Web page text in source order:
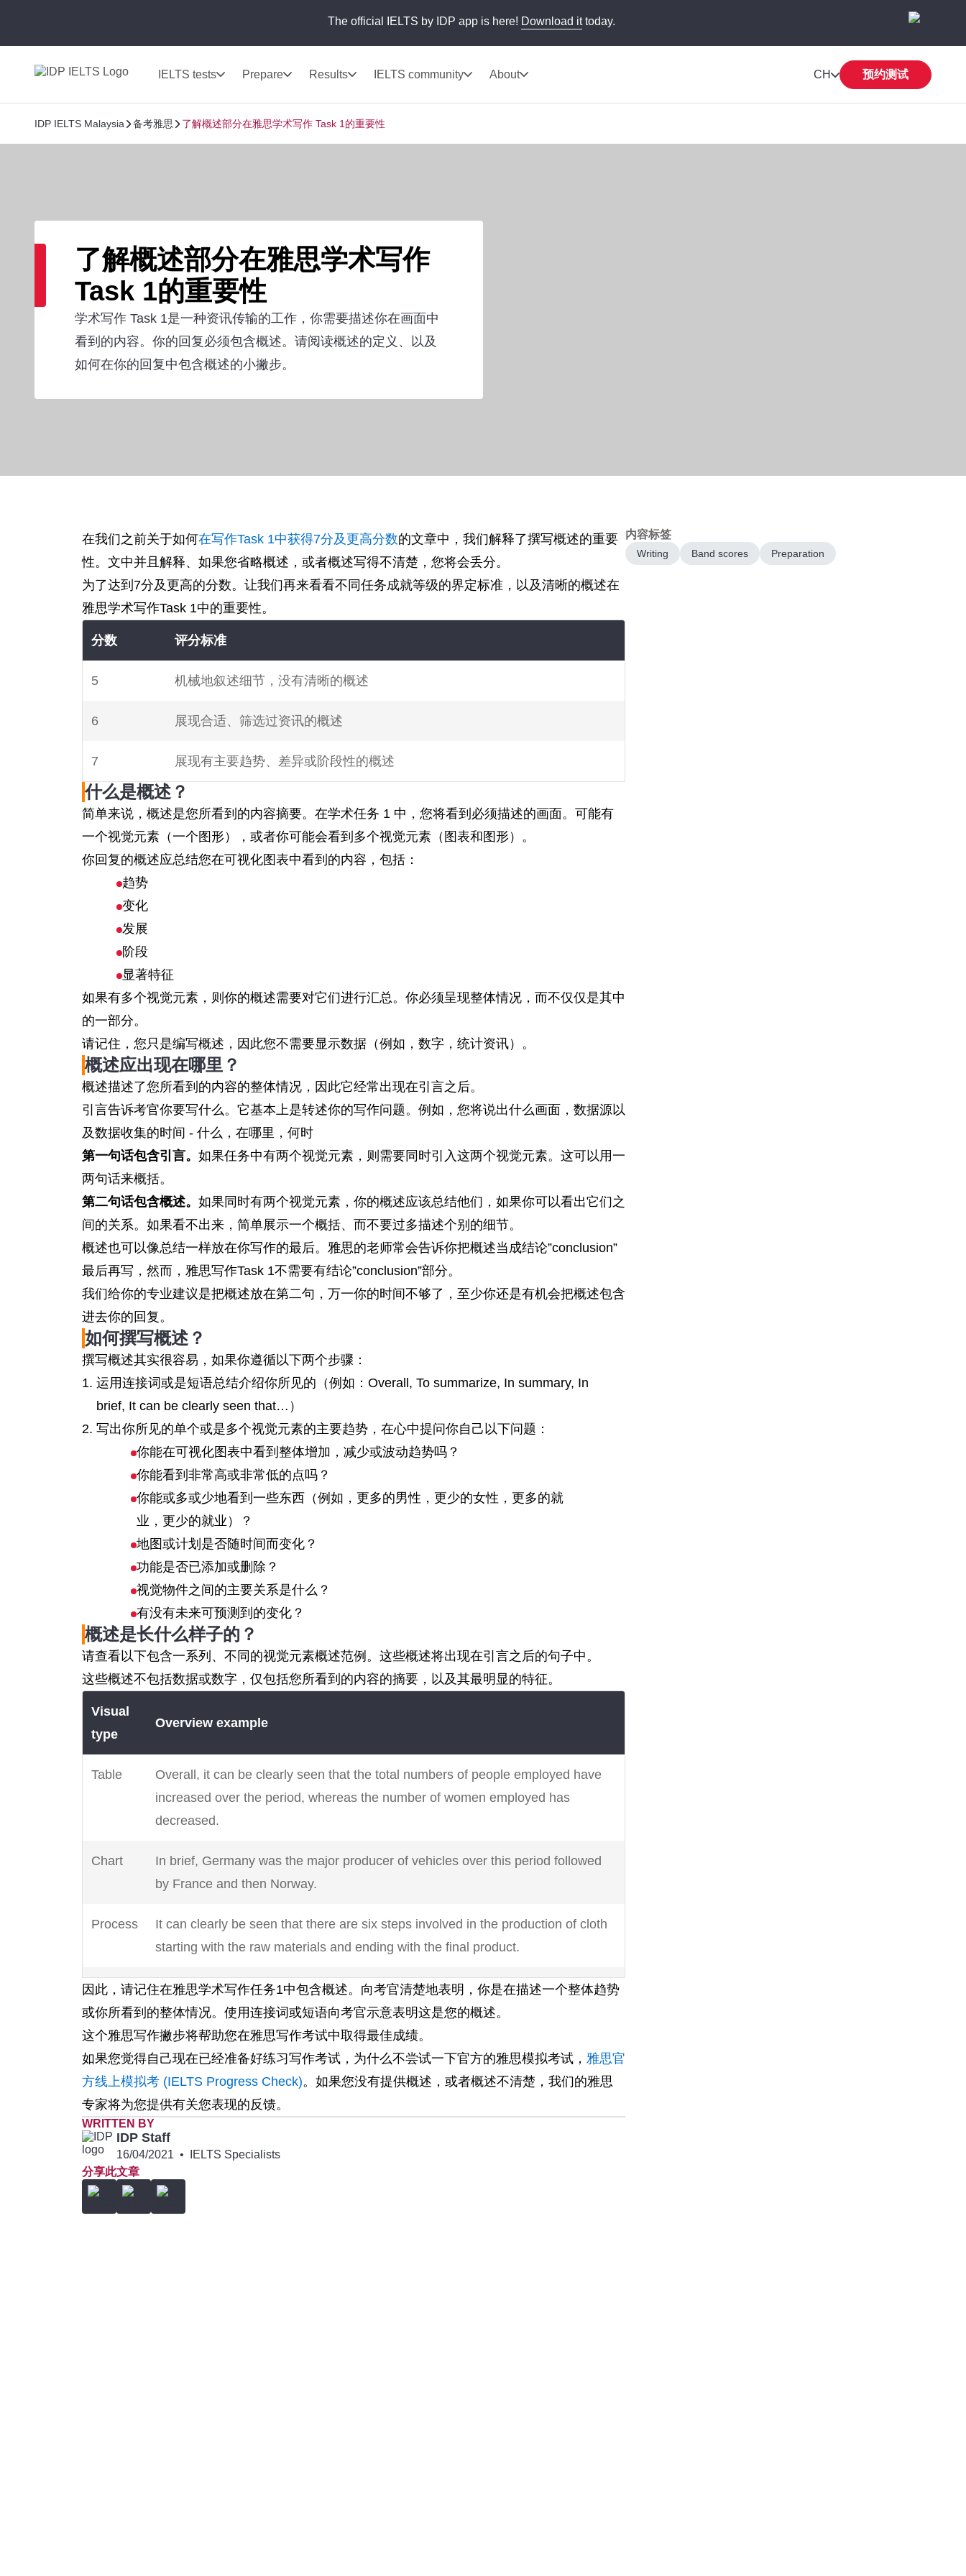
The official IELTS by IDP app is here! Download ittoday.
IELTS tests Prepare Results IELTS community About CH 预约测试
IDP IELTS Malaysia 备考雅思 了解概述部分在雅思学术写作 Task 1的重要性
了解概述部分在雅思学术写作
Task 1的重要性
学术写作 Task 1是一种资讯传输的工作，你需要描述你在画面中
看到的内容。你的回复必须包含概述。请阅读概述的定义、以及
如何在你的回复中包含概述的小撇步。
在我们之前关于如何在写作Task 1中获得7分及更高分数的文章中，我们解释了撰写概述的重要
性。文中并且解释、如果您省略概述，或者概述写得不清楚，您将会丢分。
为了达到7分及更高的分数。让我们再来看看不同任务成就等级的界定标准，以及清晰的概述在
雅思学术写作Task 1中的重要性。
分数 评分标准
5 机械地叙述细节，没有清晰的概述
6 展现合适、筛选过资讯的概述
7 展现有主要趋势、差异或阶段性的概述
什么是概述？
简单来说，概述是您所看到的内容摘要。在学术任务 1 中，您将看到必须描述的画面。可能有
一个视觉元素（一个图形），或者你可能会看到多个视觉元素（图表和图形）。
你回复的概述应总结您在可视化图表中看到的内容，包括：
趋势
变化
发展
阶段
显著特征
如果有多个视觉元素，则你的概述需要对它们进行汇总。你必须呈现整体情况，而不仅仅是其中
的一部分。
请记住，您只是编写概述，因此您不需要显示数据（例如，数字，统计资讯）。
概述应出现在哪里？
概述描述了您所看到的内容的整体情况，因此它经常出现在引言之后。
引言告诉考官你要写什么。它基本上是转述你的写作问题。例如，您将说出什么画面，数据源以
及数据收集的时间 - 什么，在哪里，何时
第一句话包含引言。 如果任务中有两个视觉元素，则需要同时引入这两个视觉元素。这可以用一
两句话来概括。
第二句话包含概述。 如果同时有两个视觉元素，你的概述应该总结他们，如果你可以看出它们之
间的关系。如果看不出来，简单展示一个概括、而不要过多描述个别的细节。
概述也可以像总结一样放在你写作的最后。雅思的老师常会告诉你把概述当成结论”conclusion”
最后再写，然而，雅思写作Task 1不需要有结论”conclusion”部分。
我们给你的专业建议是把概述放在第二句，万一你的时间不够了，至少你还是有机会把概述包含
进去你的回复。
如何撰写概述？
撰写概述其实很容易，如果你遵循以下两个步骤：
运用连接词或是短语总结介绍你所见的（例如：Overall, To summarize, In summary, In
brief, It can be clearly seen that…）
写出你所见的单个或是多个视觉元素的主要趋势，在心中提问你自己以下问题：
你能在可视化图表中看到整体增加，减少或波动趋势吗？
你能看到非常高或非常低的点吗？
你能或多或少地看到一些东西（例如，更多的男性，更少的女性，更多的就
业，更少的就业）？
地图或计划是否随时间而变化？
功能是否已添加或删除？
视觉物件之间的主要关系是什么？
有没有未来可预测到的变化？
概述是长什么样子的？
请查看以下包含一系列、不同的视觉元素概述范例。这些概述将出现在引言之后的句子中。
这些概述不包括数据或数字，仅包括您所看到的内容的摘要，以及其最明显的特征。
Visual
type
Overview example
Table
Overall, it can be clearly seen that the total numbers of people employed have
increased over the period, whereas the number of women employed has
decreased.
Chart
In brief, Germany was the major producer of vehicles over this period followed
by France and then Norway.
Process
It can clearly be seen that there are six steps involved in the production of cloth
starting with the raw materials and ending with the final product.
Map
In summary, in one hundred years, the village has experienced major changes
transforming it from a small farming village into a tourist destination.
Plan
Overall, though the area size remains the same, there are significant changes
planned for this company as it moves from single offices to an open-plan design.
Graph
To summarise, it can be seen that the younger age groups visit the cinema the
most, whereas older people rarely attend.
Two
visuals
Overall, by looking at the charts it can be seen that oil is used the most as an
energy source in this town and that most power is required for domestic cooling.
因此，请记住在雅思学术写作任务1中包含概述。向考官清楚地表明，你是在描述一个整体趋势
或你所看到的整体情况。使用连接词或短语向考官示意表明这是您的概述。
这个雅思写作撇步将帮助您在雅思写作考试中取得最佳成绩。
如果您觉得自己现在已经准备好练习写作考试，为什么不尝试一下官方的雅思模拟考试， 雅思官
方线上模拟考 (IELTS Progress Check)。如果您没有提供概述，或者概述不清楚，我们的雅思
专家将为您提供有关您表现的反馈。
WRITTEN BY
IDP Staff
16/04/2021 •
IELTS Specialists
分享此文章
内容标签
Writing Band scores Preparation